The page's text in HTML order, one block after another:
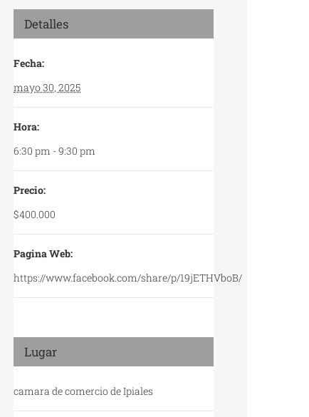
Detalles
Fecha:
mayo 30, 2025
Hora:
6:30 pm - 9:30 pm
Precio:
$400.000
Pagina Web:
https://www.facebook.com/share/p/19jETHVboB/
Lugar
camara de comercio de Ipiales